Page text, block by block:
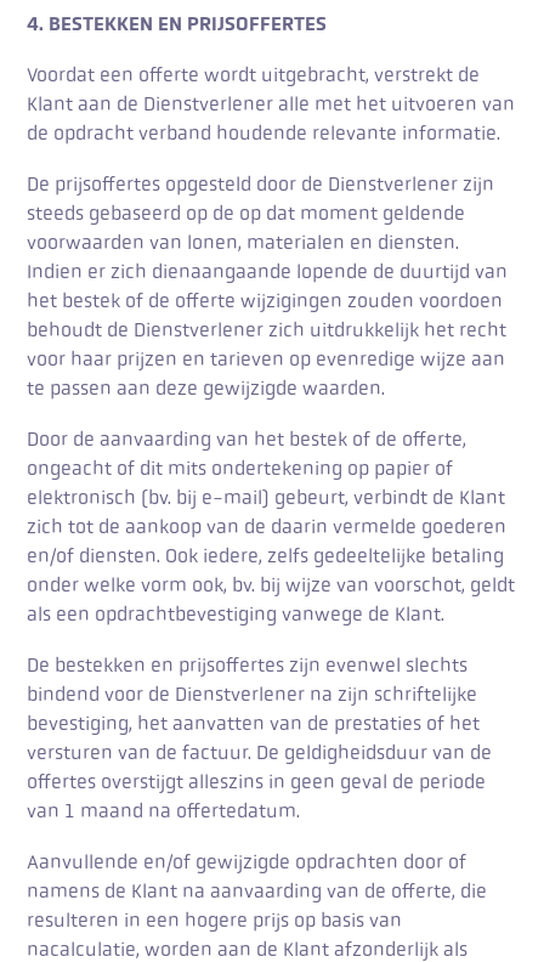
4. BESTEKKEN EN PRIJSOFFERTES
Voordat een offerte wordt uitgebracht, verstrekt de
Klant aan de Dienstverlener alle met het uitvoeren van
de opdracht verband houdende relevante informatie.
De prijsoffertes opgesteld door de Dienstverlener zijn
steeds gebaseerd op de op dat moment geldende
voorwaarden van lonen, materialen en diensten.
Indien er zich dienaangaande lopende de duurtijd van
het bestek of de offerte wijzigingen zouden voordoen
behoudt de Dienstverlener zich uitdrukkelijk het recht
voor haar prijzen en tarieven op evenredige wijze aan
te passen aan deze gewijzigde waarden.
Door de aanvaarding van het bestek of de offerte,
ongeacht of dit mits ondertekening op papier of
elektronisch (bv. bij e-mail) gebeurt, verbindt de Klant
zich tot de aankoop van de daarin vermelde goederen
en/of diensten. Ook iedere, zelfs gedeeltelijke betaling
onder welke vorm ook, bv. bij wijze van voorschot, geldt
als een opdrachtbevestiging vanwege de Klant.
De bestekken en prijsoffertes zijn evenwel slechts
bindend voor de Dienstverlener na zijn schriftelijke
bevestiging, het aanvatten van de prestaties of het
versturen van de factuur. De geldigheidsduur van de
offertes overstijgt alleszins in geen geval de periode
van 1 maand na offertedatum.
Aanvullende en/of gewijzigde opdrachten door of
namens de Klant na aanvaarding van de offerte, die
resulteren in een hogere prijs op basis van
nacalculatie, worden aan de Klant afzonderlijk als